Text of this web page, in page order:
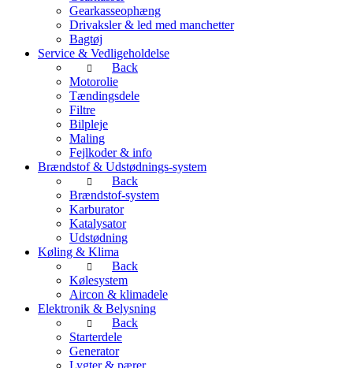
Gearkasseophæng
Drivaksler & led med manchetter
Bagtøj
Service & Vedligeholdelse
Back
Motorolie
Tændingsdele
Filtre
Bilpleje
Maling
Fejlkoder & info
Brændstof & Udstødnings-system
Back
Brændstof-system
Karburator
Katalysator
Udstødning
Køling & Klima
Back
Kølesystem
Aircon & klimadele
Elektronik & Belysning
Back
Starterdele
Generator
Lygter & pærer